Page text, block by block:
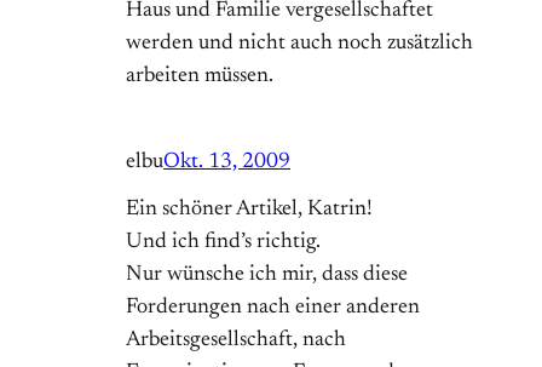
Haus und Familie vergesellschaftet
werden und nicht auch noch zusätzlich
arbeiten müssen.
elbuOkt. 13, 2009
Ein schöner Artikel, Katrin!
Und ich find’s richtig.
Nur wünsche ich mir, dass diese
Forderungen nach einer anderen
Arbeitsgesellschaft, nach